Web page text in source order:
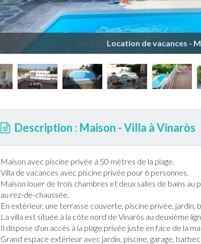
Location de vacances -
Description : Maison - Villa à Vinaròs
Maison avec piscine privée à 50 mètres de la plage.
Villa de vacances avec piscine privée pour 6 personnes.
Maison louer de trois chambres et deux salles de bains au
au rez-de-chaussée.
En extérieur, une terrasse couverte, piscine privée, jardin,
La villa est située à la côte nord de Vinaròs au deuxième
Il dispose d'un accès à la plage privée juste en face de la
Grand espace extérieur avec jardin, piscine, garage,